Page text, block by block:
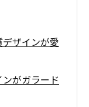
ザインが愛
がガラード